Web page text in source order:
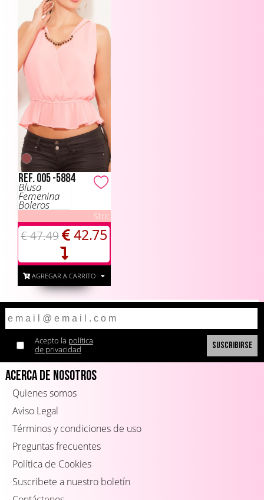
Ref. 005 -5884
Blusa
Femenina
Boleros
Stric
€ 47.49 42.75
AGREGAR A CARRITO
Acepto la política
de privacidad
Acerca de Nosotros
Quienes somos
Aviso Legal
Términos y condiciones de uso
Preguntas frecuentes
Política de Cookies
Suscribete a nuestro boletín